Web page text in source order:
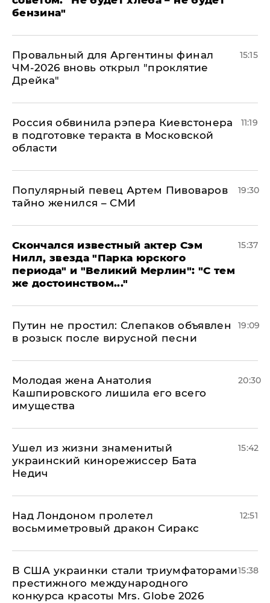
бензина"
Провальный для Аргентины финал
ЧМ-2026 вновь открыл "проклятие
Дрейка"
15:15
Россия обвинила рэпера Киевстонера
в подготовке теракта в Московской
области
11:19
Популярный певец Артем Пивоваров
тайно женился – СМИ
19:30
Скончался известный актер Сэм
Нилл, звезда "Парка юрского
периода" и "Великий Мерлин": "С тем
же достоинством..."
15:37
Путин не простил: Слепаков объявлен
в розыск после вирусной песни
19:09
Молодая жена Анатолия
Кашпировского лишила его всего
имущества
20:30
Ушел из жизни знаменитый
украинский кинорежиссер Бата
Недич
15:42
Над Лондоном пролетел
восьмиметровый дракон Сиракс
12:51
В США украинки стали триумфаторами
престижного международного
конкурса красоты Mrs. Globe 2026
15:38